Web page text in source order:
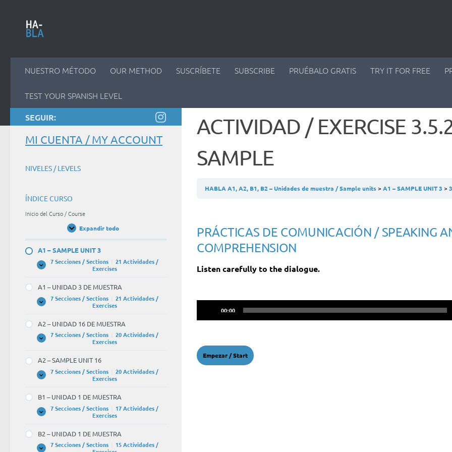
NUESTRO MÉTODO OUR METHOD SUSCRÍBETE SUBSCRIBE PRUÉBALO GRATIS TRY IT FOR FREE
TEST YOUR SPANISH LEVEL
ACTIVIDAD / EXERCISE
SAMPLE
HABLA A1, A2, B1, B2 – Unidades de muestra / Sample units A1 – SAMPLE UNIT 3 3.5
PRÁCTICAS DE COMUNICACIÓN / SPEAKING
COMPREHENSION
Listen carefully to the dialogue.
de
00:00
SEGUIR:
MI CUENTA / MY ACCOUNT
NIVELES / LEVELS
ÍNDICE CURSO
Inicio del Curso / Course
Expandir todo
Unidades
A1 – SAMPLE UNIT 3
Expandir
A1
UNIT
3
7 Secciones / Sections
21 Actividades /
Exercises
A1 – UNIDAD 3 DE MUESTRA
Expandir
A1
3
DE
MUESTRA
7 Secciones / Sections
21 Actividades /
Exercises
A2 – UNIDAD 16 DE MUESTRA
Expandir
A2
16
DE
MUESTRA
7 Secciones / Sections
20 Actividades /
Exercises
A2 – SAMPLE UNIT 16
Expandir
A2
UNIT
16
7 Secciones / Sections
20 Actividades /
Exercises
B1 – UNIDAD 1 DE MUESTRA
Expandir
B1
1
DE
MUESTRA
7 Secciones / Sections
17 Actividades /
Exercises
B2 – UNIDAD 1 DE MUESTRA
7 Secciones / Sections
15 Actividades /